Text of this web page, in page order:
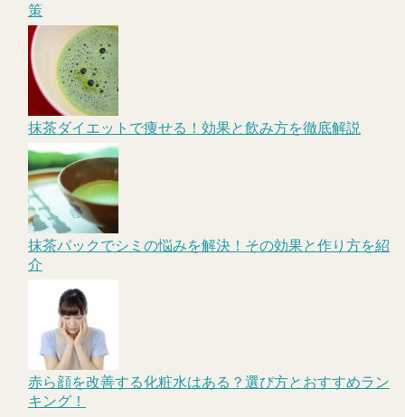
策
抹茶ダイエットで痩せる！効果と飲み方を徹底解説
抹茶パックでシミの悩みを解決！その効果と作り方を紹
介
赤ら顔を改善する化粧水はある？選び方とおすすめラン
キング！